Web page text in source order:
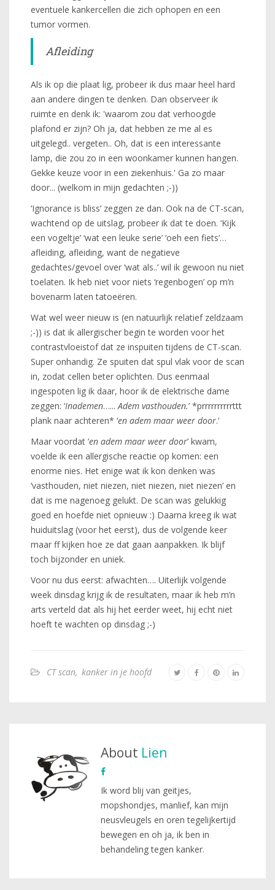
eventuele kankercellen die zich ophopen en een
tumor vormen.
Afleiding
Als ik op die plaat lig, probeer ik dus maar heel hard
aan andere dingen te denken. Dan observeer ik
ruimte en denk ik: 'waarom zou dat verhoogde
plafond er zijn? Oh ja, dat hebben ze me al es
uitgelegd.. vergeten.. Oh, dat is een interessante
lamp, die zou zo in een woonkamer kunnen hangen.
Gekke keuze voor in een ziekenhuis.' Ga zo maar
door... (welkom in mijn gedachten ;-))
‘Ignorance is bliss’ zeggen ze dan. Ook na de CT-scan,
wachtend op de uitslag, probeer ik dat te doen. ‘Kijk
een vogeltje’ ‘wat een leuke serie’ ‘oeh een fiets’…
afleiding, afleiding, want de negatieve
gedachtes/gevoel over ‘wat als..’ wil ik gewoon nu niet
toelaten. Ik heb niet voor niets ‘regenbogen’ op m’n
bovenarm laten tatoeëren.
Wat wel weer nieuw is (en natuurlijk relatief zeldzaam
;-)) is dat ik allergischer begin te worden voor het
contrastvloeistof dat ze inspuiten tijdens de CT-scan.
Super onhandig. Ze spuiten dat spul vlak voor de scan
in, zodat cellen beter oplichten. Dus eenmaal
ingespoten lig ik daar, hoor ik de elektrische dame
zeggen: ‘Inademen…...Adem vasthouden.’ *prrrrrrrrrrttt
plank naar achteren* ‘en adem maar weer door.’
Maar voordat ‘en adem maar weer door’ kwam,
voelde ik een allergische reactie op komen: een
enorme nies. Het enige wat ik kon denken was
‘vasthouden, niet niezen, niet niezen, niet niezen’ en
dat is me nagenoeg gelukt. De scan was gelukkig
goed en hoefde niet opnieuw :) Daarna kreeg ik wat
huiduitslag (voor het eerst), dus de volgende keer
maar ff kijken hoe ze dat gaan aanpakken. Ik blijf
toch bijzonder en uniek.
Voor nu dus eerst: afwachten…. Uiterlijk volgende
week dinsdag krijg ik de resultaten, maar ik heb m’n
arts verteld dat als hij het eerder weet, hij echt niet
hoeft te wachten op dinsdag ;-)
CT scan, kanker in je hoofd
About Lien
Ik word blij van geitjes,
mopshondjes, manlief, kan mijn
neusvleugels en oren tegelijkertijd
bewegen en oh ja, ik ben in
behandeling tegen kanker.